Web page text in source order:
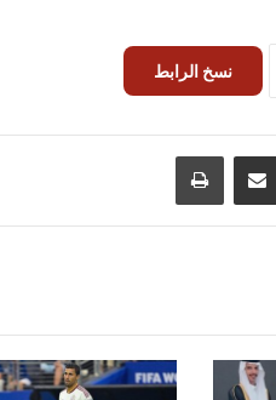
نسخ الرابط
مشاركة عبر البريد طباعة